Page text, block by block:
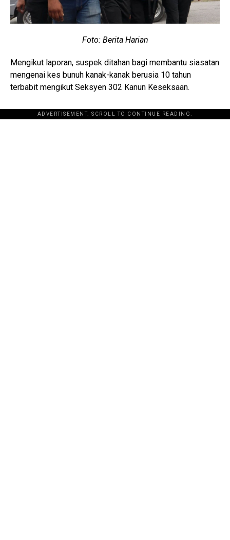
Foto: Berita Harian
Mengikut laporan, suspek ditahan bagi membantu siasatan
mengenai kes bunuh kanak-kanak berusia 10 tahun
terbabit mengikut Seksyen 302 Kanun Keseksaan.
ADVERTISEMENT. SCROLL TO CONTINUE READING.